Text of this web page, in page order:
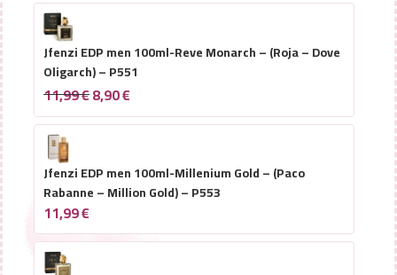
Jfenzi EDP men 100ml-Reve Monarch – (Roja – Dove
Oligarch) – P551
11,99€8,90€
Jfenzi EDP men 100ml-Millenium Gold – (Paco
Rabanne – Million Gold) – P553
11,99€